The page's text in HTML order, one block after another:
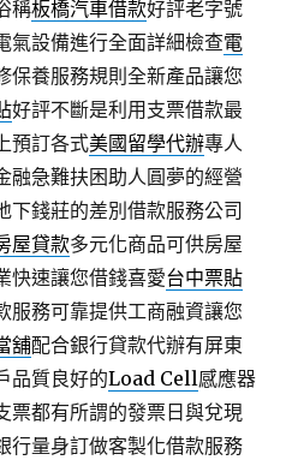
稱板橋汽車借款好評老字號
氣設備進行全面詳細檢查電
保養服務規則全新產品讓您
好評不斷是利用支票借款最
預訂各式美國留學代辦專人
融急難扶困助人圓夢的經營
下錢莊的差別借款服務公司
屋貸款多元化商品可供房屋
快速讓您借錢喜愛台中票貼
服務可靠提供工商融資讓您
舖配合銀行貸款代辦有屏東
品質良好的Load Cell感應器
票都有所謂的發票日與兌現
行量身訂做客製化借款服務